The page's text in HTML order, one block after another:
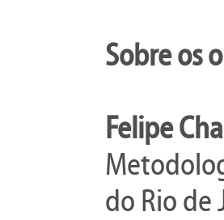
Sobre os
Felipe
do Rio de